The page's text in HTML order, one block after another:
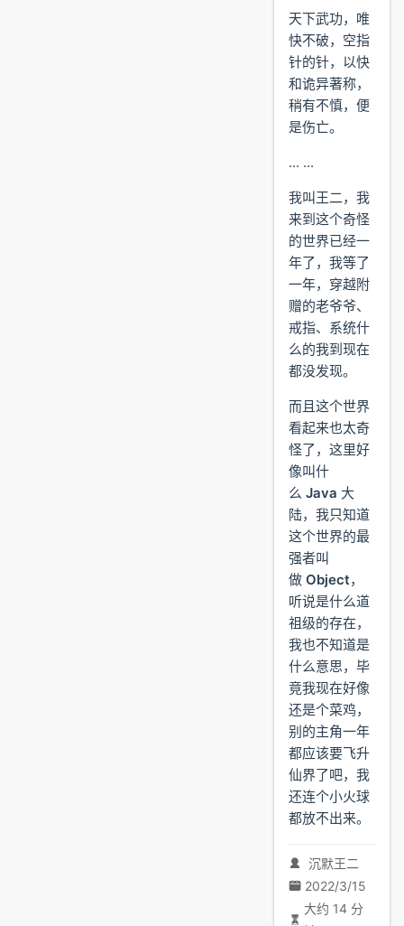
天下武功，唯
快不破，空指
针的针，以快
和诡异著称，
稍有不慎，便
是伤亡。
... ...
我叫王二，我
来到这个奇怪
的世界已经一
年了，我等了
一年，穿越附
赠的老爷爷、
戒指、系统什
么的我到现在
都没发现。
而且这个世界
看起来也太奇
怪了，这里好
像叫什
么 Java 大
陆，我只知道
这个世界的最
强者叫
做 Object，
听说是什么道
祖级的存在，
我也不知道是
什么意思，毕
竟我现在好像
还是个菜鸡，
别的主角一年
都应该要飞升
仙界了吧，我
还连个小火球
都放不出来。
沉默王二
2022/3/15
大约 14 分